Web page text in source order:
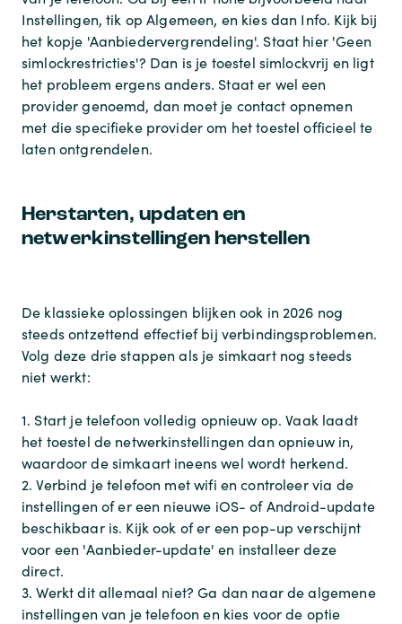
Instellingen, tik op Algemeen, en kies dan Info. Kijk bij
het kopje 'Aanbiedervergrendeling'. Staat hier 'Geen
simlockrestricties'? Dan is je toestel simlockvrij en ligt
het probleem ergens anders. Staat er wel een
provider genoemd, dan moet je contact opnemen
met die specifieke provider om het toestel officieel te
laten ontgrendelen.
Herstarten, updaten en
netwerkinstellingen herstellen
De klassieke oplossingen blijken ook in 2026 nog
steeds ontzettend effectief bij verbindingsproblemen.
Volg deze drie stappen als je simkaart nog steeds
niet werkt:
1. Start je telefoon volledig opnieuw op. Vaak laadt
het toestel de netwerkinstellingen dan opnieuw in,
waardoor de simkaart ineens wel wordt herkend.
2. Verbind je telefoon met wifi en controleer via de
instellingen of er een nieuwe iOS- of Android-update
beschikbaar is. Kijk ook of er een pop-up verschijnt
voor een 'Aanbieder-update' en installeer deze
direct.
3. Werkt dit allemaal niet? Ga dan naar de algemene
instellingen van je telefoon en kies voor de optie